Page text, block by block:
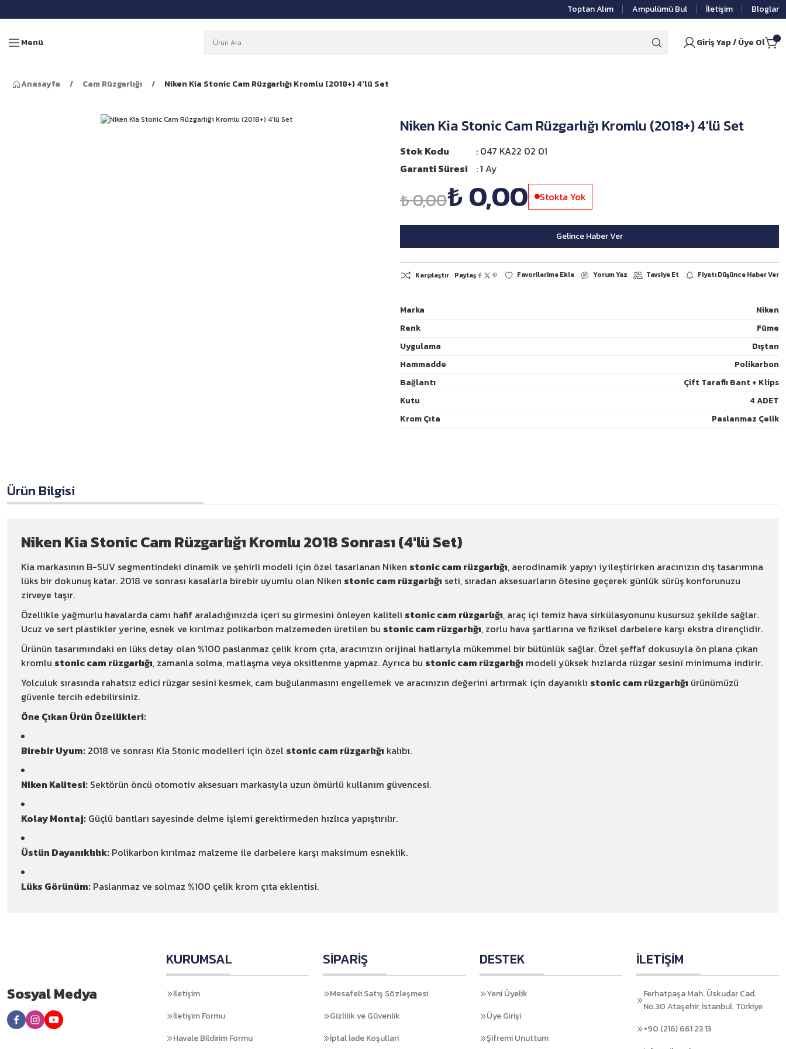
Toptan Alım Ampulümü Bul İletişim Bloglar
Menü Giriş Yap / Üye Ol
Anasayfa Cam Rüzgarlığı Niken Kia Stonic Cam Rüzgarlığı Kromlu (2018+) 4'lü Set
Niken Kia Stonic Cam Rüzgarlığı Kromlu (2018+) 4'lü Set
Stok Kodu
047 KA22 02 01
Garanti Süresi
1 Ay
₺ 0,00₺ 0,00 Stokta Yok
Gelince Haber Ver
Yorum Yaz
Marka
Niken
Renk
Füme
Uygulama
Dıştan
Hammadde
Polikarbon
Bağlantı
Çift Taraflı Bant + Klips
Kutu
4 ADET
Krom Çıta
Paslanmaz Çelik
Ürün Bilgisi
Niken Kia Stonic Cam Rüzgarlığı Kromlu 2018 Sonrası (4'lü Set)
Kia markasının B-SUV segmentindeki dinamik ve şehirli modeli için özel tasarlanan Niken stonic cam rüzgarlığı, aerodinamik yapıyı iyileştirirken aracınızın dış tasarımına
lüks bir dokunuş katar. 2018 ve sonrası kasalarla birebir uyumlu olan Niken stonic cam rüzgarlığı seti, sıradan aksesuarların ötesine geçerek günlük sürüş konforunuzu
zirveye taşır.
Özellikle yağmurlu havalarda camı hafif araladığınızda içeri su girmesini önleyen kaliteli stonic cam rüzgarlığı, araç içi temiz hava sirkülasyonunu kusursuz şekilde sağlar.
Ucuz ve sert plastikler yerine, esnek ve kırılmaz polikarbon malzemeden üretilen bu stonic cam rüzgarlığı, zorlu hava şartlarına ve fiziksel darbelere karşı ekstra dirençlidir.
Ürünün tasarımındaki en lüks detay olan %100 paslanmaz çelik krom çıta, aracınızın orijinal hatlarıyla mükemmel bir bütünlük sağlar. Özel şeffaf dokusuyla ön plana çıkan
kromlu stonic cam rüzgarlığı, zamanla solma, matlaşma veya oksitlenme yapmaz. Ayrıca bu stonic cam rüzgarlığı modeli yüksek hızlarda rüzgar sesini minimuma indirir.
Yolculuk sırasında rahatsız edici rüzgar sesini kesmek, cam buğulanmasını engellemek ve aracınızın değerini artırmak için dayanıklı stonic cam rüzgarlığı ürünümüzü
güvenle tercih edebilirsiniz.
Öne Çıkan Ürün Özellikleri:
Birebir Uyum: 2018 ve sonrası Kia Stonic modelleri için özel stonic cam rüzgarlığı kalıbı.
Niken Kalitesi: Sektörün öncü otomotiv aksesuarı markasıyla uzun ömürlü kullanım güvencesi.
Kolay Montaj: Güçlü bantları sayesinde delme işlemi gerektirmeden hızlıca yapıştırılır.
Üstün Dayanıklılık: Polikarbon kırılmaz malzeme ile darbelere karşı maksimum esneklik.
Lüks Görünüm: Paslanmaz ve solmaz %100 çelik krom çıta eklentisi.
Sosyal Medya
KURUMSAL
İletişim
İletişim Formu
Havale Bildirim Formu
SİPARİŞ
Mesafeli Satış Sözleşmesi
Gizlilik ve Güvenlik
İptal İade Koşullari
DESTEK
Yeni Üyelik
Üye Girişi
Şifremi Unuttum
İLETİŞİM
Ferhatpaşa Mah. Üskudar Cad.
No.30 Ataşehir, İstanbul, Türkiye
+90 (216) 661 23 13